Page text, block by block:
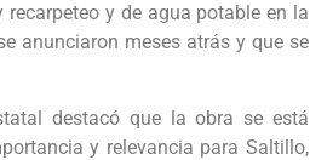
y de agua potable en la
anunciaron meses atrás y que se
destacó que la obra se está
y relevancia para Saltillo,